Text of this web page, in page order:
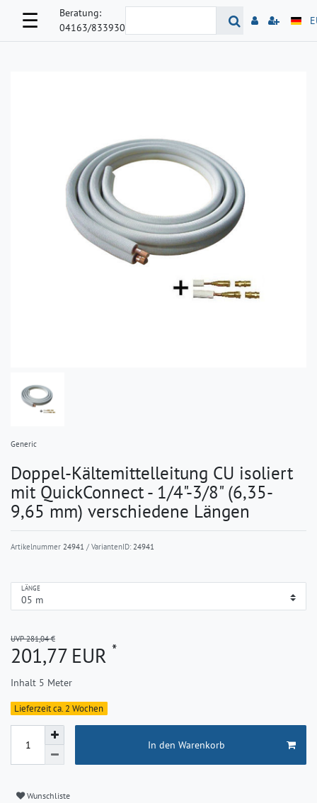
☰
Beratung:
04163/833930
Generic
Doppel-Kältemittelleitung CU isoliert
mit QuickConnect - 1/4"-3/8" (6,35-
9,65 mm) verschiedene Längen
Artikelnummer 24941 / VariantenID: 24941
LÄNGE
UVP 281,04 €
201,77 EUR *
Inhalt 5 Meter
Lieferzeit ca. 2 Wochen
In den Warenkorb
Wunschliste